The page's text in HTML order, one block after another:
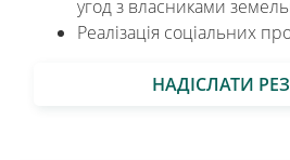
угод з власниками
Реалізація соціальних
НАДІСЛАТИ